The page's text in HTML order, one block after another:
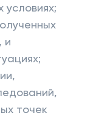
и
точек